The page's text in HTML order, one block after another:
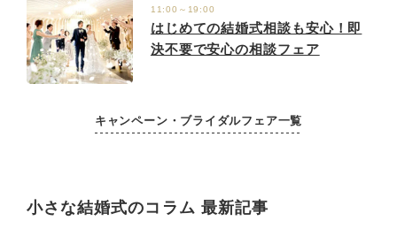
11:00～19:00
はじめての結婚式相談も安心！即
決不要で安心の相談フェア
キャンペーン・ブライダルフェア一覧
小さな結婚式のコラム 最新記事